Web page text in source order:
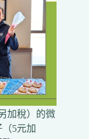
加稅）的微
5元加